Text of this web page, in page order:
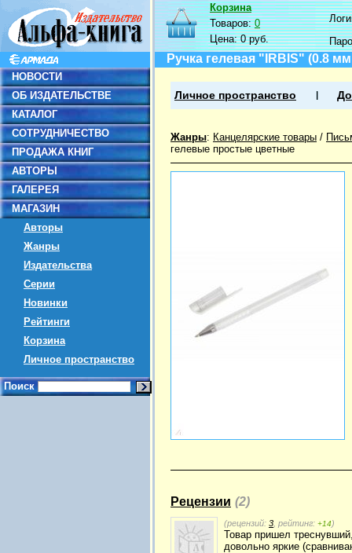
НОВОСТИ
ОБ ИЗДАТЕЛЬСТВЕ
КАТАЛОГ
СОТРУДНИЧЕСТВО
ПРОДАЖА КНИГ
АВТОРЫ
ГАЛЕРЕЯ
МАГАЗИН
Авторы
Жанры
Издательства
Серии
Новинки
Рейтинги
Корзина
Личное пространство
Поиск
Корзина
Товаров:0
Цена:0 руб.
Ручка гелевая "IRBIS" (0.8
Личное пространство
Жанры: Канцелярские товары /
гелевые простые цветные
Рецензии (2)
(рецензий: 3 , рейтинг: +14)
Товар пришел
довольно яркие